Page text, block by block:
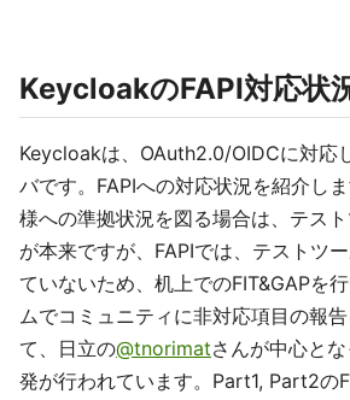
KeycloakのFAPI対応状
Keycloakは、OAuth2.0/OIDCに対応
バです。FAPIへの対応状況を紹介し
様への準拠状況を図る場合は、テス
が本来ですが、FAPIでは、テストツ
ていないため、机上でのFIT&GAPを
ムでコミュニティに非対応項目の報
て、日立の@tnorimatさんが中心と
発が行われています。Part1, Part2の